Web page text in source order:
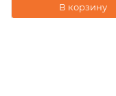
В корзину